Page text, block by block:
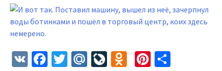
VK Facebook
TwitterMail.Ru
LiveJournal
Odnoklassniki
Pinterest